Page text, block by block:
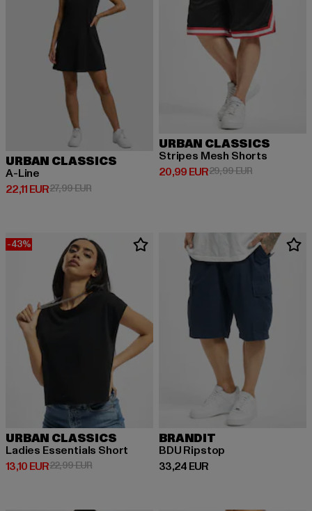
URBAN CLASSICS
A-Line
22,11 EUR
Derzeitiger Preis: 22,11 EUR
27,99 EURAktionspreis: 27,99 EUR
URBAN CLASSICS
Stripes Mesh Shorts
20,99 EUR
Derzeitiger Preis: 20,99 EUR
29,99 EURAktionspreis:
-43%
URBAN CLASSICS
Ladies Essentials Short
13,10 EUR
Derzeitiger Preis: 13,10 EUR
22,99 EURAktionspreis: 22,99 EUR
BRANDIT
BDU Ripstop
33,24 EUR
Derzeitiger Preis: 33,24 EUR